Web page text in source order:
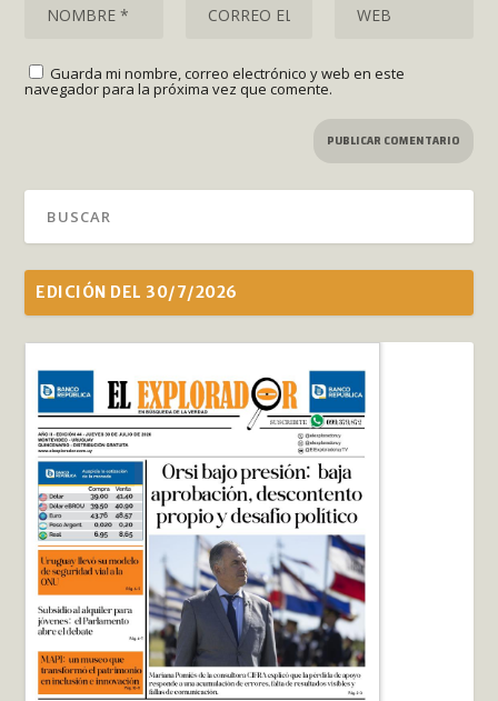
Guarda mi nombre, correo electrónico y web en este
navegador para la próxima vez que comente.
EDICIÓN DEL 30/7/2026